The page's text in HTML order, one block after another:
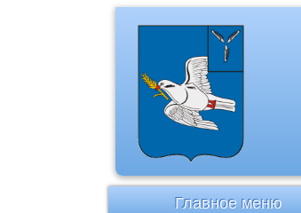
Главное меню